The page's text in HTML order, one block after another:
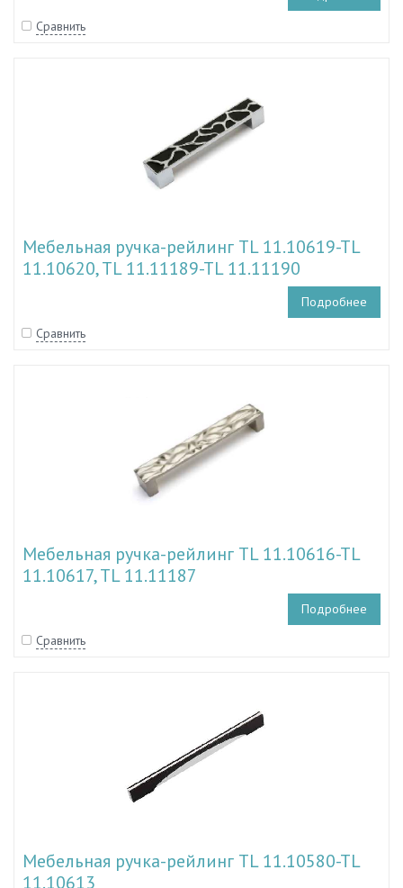
Сравнить
Мебельная ручка-рейлинг TL 11.10619-TL
11.10620, TL 11.11189-TL 11.11190
Подробнее
Сравнить
Мебельная ручка-рейлинг TL 11.10616-TL
11.10617, TL 11.11187
Подробнее
Сравнить
Мебельная ручка-рейлинг TL 11.10580-TL
11.10613